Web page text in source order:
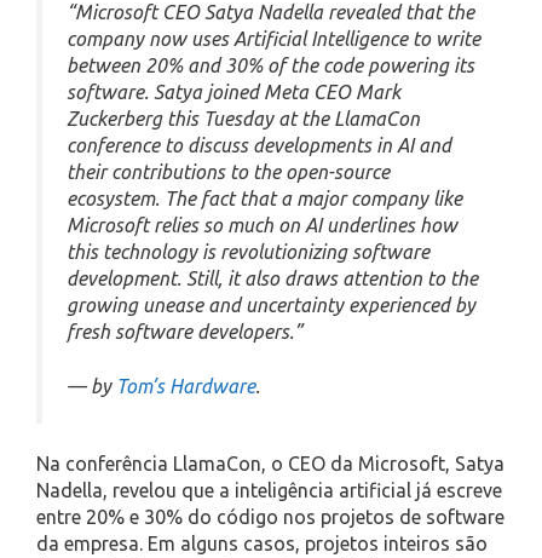
“Microsoft CEO Satya Nadella revealed that the
company now uses Artificial Intelligence to write
between 20% and 30% of the code powering its
software. Satya joined Meta CEO Mark
Zuckerberg this Tuesday at the LlamaCon
conference to discuss developments in AI and
their contributions to the open-source
ecosystem. The fact that a major company like
Microsoft relies so much on AI underlines how
this technology is revolutionizing software
development. Still, it also draws attention to the
growing unease and uncertainty experienced by
fresh software developers.”
— by Tom’s Hardware.
Na conferência LlamaCon, o CEO da Microsoft, Satya
Nadella, revelou que a inteligência artificial já escreve
entre 20% e 30% do código nos projetos de software
da empresa. Em alguns casos, projetos inteiros são